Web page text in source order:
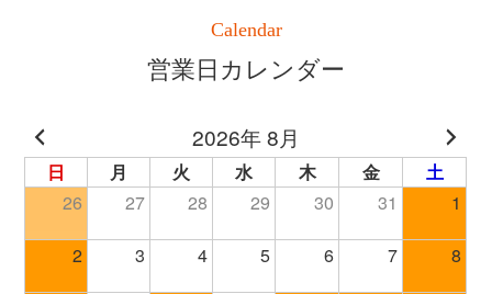
Calendar
営業日カレンダー